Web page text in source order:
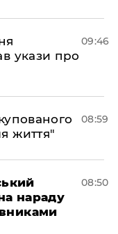
укази про
09:46
життя"
08:59
нараду
08:50